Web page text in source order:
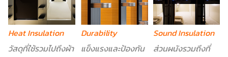
Heat Insulation
วัสดุที่ใช้รวมไปถึงผ้า
Durability
แข็งแรงและป้องกัน
Sound Insulation
ส่วนผนังรวมถึงที่